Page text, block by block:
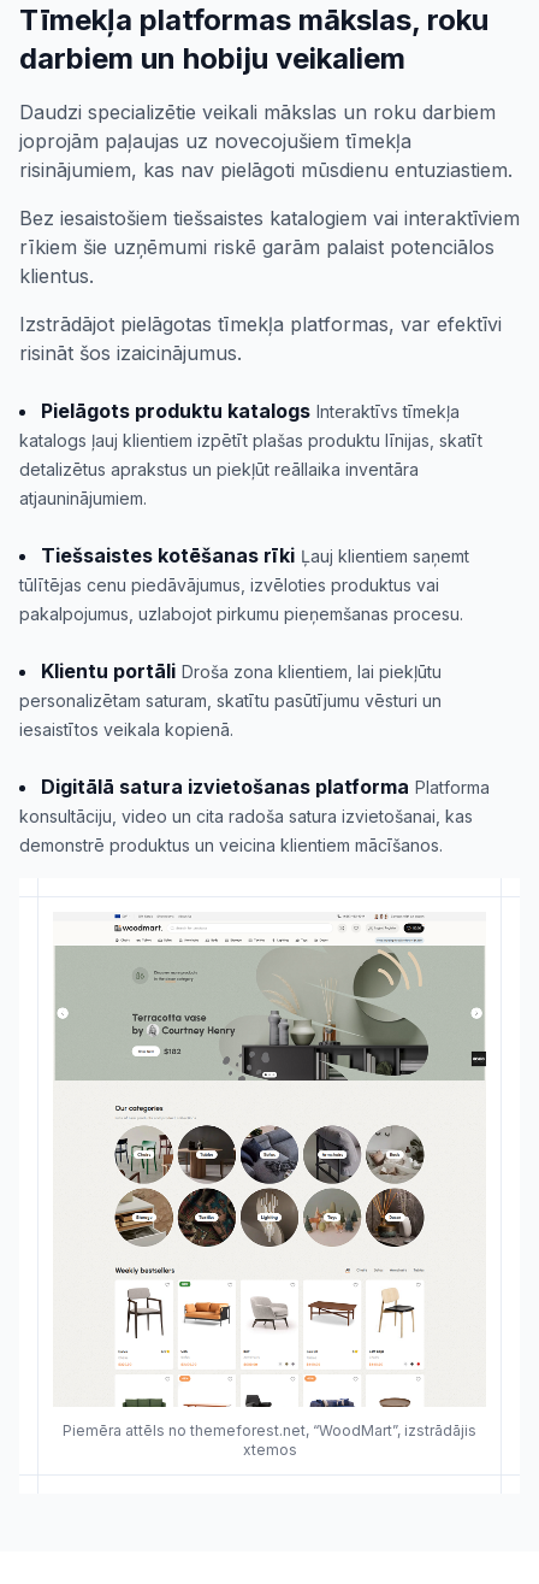
Piemēra attēls no themeforest.net, “WoodMart”, izstrādājis
xtemos
Tīmekļa platformas mākslas, roku
darbiem un hobiju veikaliem
Daudzi specializētie veikali mākslas un roku darbiem
joprojām paļaujas uz novecojušiem tīmekļa
risinājumiem, kas nav pielāgoti mūsdienu entuziastiem.
Bez iesaistošiem tiešsaistes katalogiem vai interaktīviem
rīkiem šie uzņēmumi riskē garām palaist potenciālos
klientus.
Izstrādājot pielāgotas tīmekļa platformas, var efektīvi
risināt šos izaicinājumus.
Pielāgots produktu katalogs Interaktīvs tīmekļa
katalogs ļauj klientiem izpētīt plašas produktu līnijas, skatīt
detalizētus aprakstus un piekļūt reāllaika inventāra
atjauninājumiem.
Tiešsaistes kotēšanas rīki Ļauj klientiem saņemt
tūlītējas cenu piedāvājumus, izvēloties produktus vai
pakalpojumus, uzlabojot pirkumu pieņemšanas procesu.
Klientu portāli Droša zona klientiem, lai piekļūtu
personalizētam saturam, skatītu pasūtījumu vēsturi un
iesaistītos veikala kopienā.
Digitālā satura izvietošanas platforma Platforma
konsultāciju, video un cita radoša satura izvietošanai, kas
demonstrē produktus un veicina klientiem mācīšanos.